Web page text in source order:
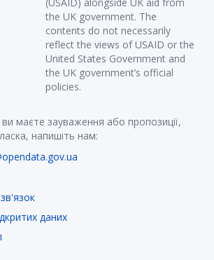
the UK government. The
contents do not necessarily
reflect the views of USAID or the
United States Government and
the UK government’s official
policies.
маєте зауваження або пропозиції,
напишіть нам:
даних